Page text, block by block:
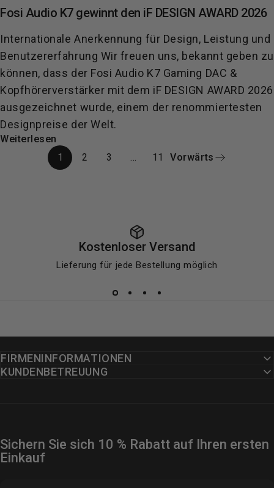
Fosi Audio K7 gewinnt den iF DESIGN AWARD 2026
Internationale Anerkennung für Design, Leistung und
Benutzererfahrung Wir freuen uns, bekannt geben zu
können, dass der Fosi Audio K7 Gaming DAC &
Kopfhörerverstärker mit dem iF DESIGN AWARD 2026
ausgezeichnet wurde, einem der renommiertesten
Designpreise der Welt.
Weiterlesen
1
2 3 … 11 Vorwärts
Kostenloser Versand
Lieferung für jede Bestellung möglich
FIRMENINFORMATIONEN
KUNDENBETREUUNG
Sichern Sie sich 10 % Rabatt auf Ihren ersten
Einkauf